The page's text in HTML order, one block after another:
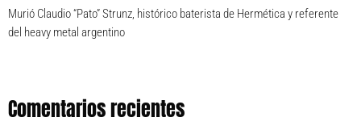
Murió Claudio “Pato” Strunz, histórico baterista de Hermética y referente
del heavy metal argentino
Comentarios recientes